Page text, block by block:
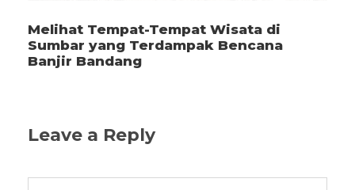
Melihat Tempat-Tempat Wisata di
Sumbar yang Terdampak Bencana
Banjir Bandang
Leave a Reply